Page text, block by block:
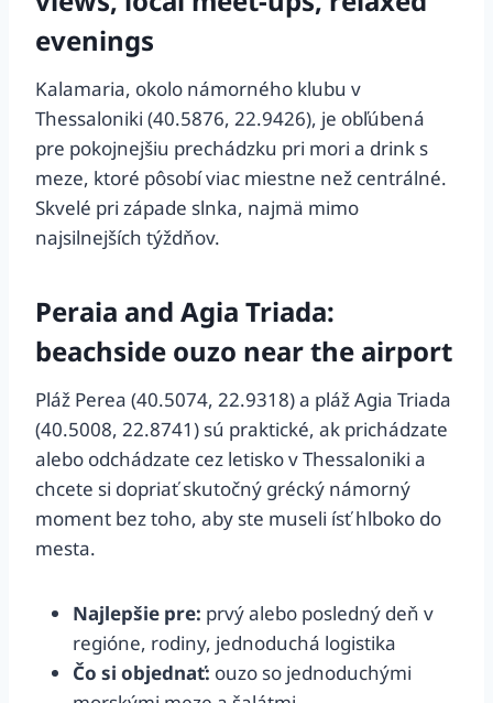
evenings
Kalamaria, okolo námorného klubu v
Thessaloniki (40.5876, 22.9426), je obľúbená
pre pokojnejšiu prechádzku pri mori a drink s
meze, ktoré pôsobí viac miestne než centrálné.
Skvelé pri západe slnka, najmä mimo
najsilnejších týždňov.
Peraia and Agia Triada:
beachside ouzo near the airport
Pláž Perea (40.5074, 22.9318) a pláž Agia Triada
(40.5008, 22.8741) sú praktické, ak prichádzate
alebo odchádzate cez letisko v Thessaloniki a
chcete si dopriať skutočný grécký námorný
moment bez toho, aby ste museli ísť hlboko do
mesta.
Najlepšie pre: prvý alebo posledný deň v
regióne, rodiny, jednoduchá logistika
Čo si objednať: ouzo so jednoduchými